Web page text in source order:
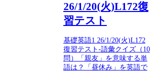
26/1/20(火)L172復
習テスト
基礎英語1 26/1/20(火)L172
復習テスト-語彙クイズ（10
問）「親友」を意味する単
語は？「昼休み」を英語で